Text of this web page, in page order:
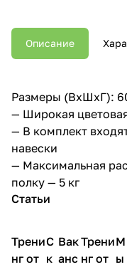
Описание
Размеры (ВхШхГ):
— Широкая
— В комплект
навески
— Максимальная
полку — 5 кг
Статьи
Трени
нг от
С
к
Вак
анс
Трени
нг от
М
ы